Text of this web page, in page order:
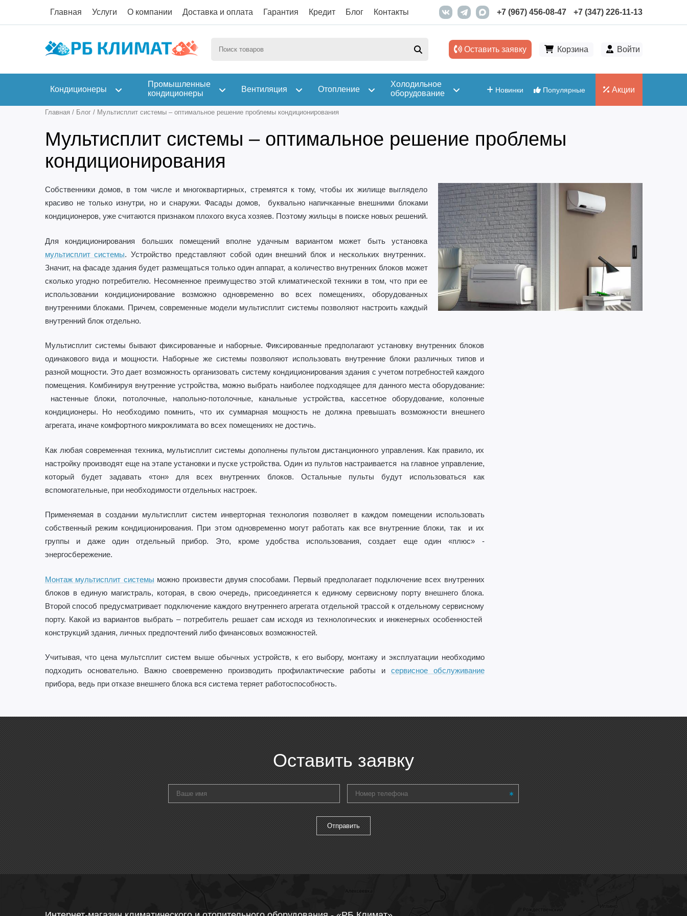
Главная Услуги О компании Доставка и оплата Гарантия Кредит Блог Контакты +7 (967) 456-08-47 +7 (347) 226-11-13
Оставить заявку Корзина Войти
Новинки Популярные Акции
Кондиционеры
Промышленные
кондиционеры
Вентиляция Отопление
Холодильное
оборудование
Главная / Блог / Мультисплит системы – оптимальное решение проблемы кондиционирования
Мультисплит системы – оптимальное решение проблемы
кондиционирования
Собственники домов, в том числе и многоквартирных, стремятся к тому, чтобы их жилище выглядело
красиво не только изнутри, но и снаружи. Фасады домов, буквально напичканные внешними блоками
кондиционеров, уже считаются признаком плохого вкуса хозяев. Поэтому жильцы в поиске новых решений.
Для кондиционирования больших помещений вполне удачным вариантом может быть установка
мультисплит системы. Устройство представляют собой один внешний блок и нескольких внутренних.
Значит, на фасаде здания будет размещаться только один аппарат, а количество внутренних блоков может
сколько угодно потребителю. Несомненное преимущество этой климатической техники в том, что при ее
использовании кондиционирование возможно одновременно во всех помещениях, оборудованных
внутренними блоками. Причем, современные модели мультисплит системы позволяют настроить каждый
внутренний блок отдельно.
Мультисплит системы бывают фиксированные и наборные. Фиксированные предполагают установку внутренних блоков
одинакового вида и мощности. Наборные же системы позволяют использовать внутренние блоки различных типов и
разной мощности. Это дает возможность организовать систему кондиционирования здания с учетом потребностей каждого
помещения. Комбинируя внутренние устройства, можно выбрать наиболее подходящее для данного места оборудование:
настенные блоки, потолочные, напольно-потолочные, канальные устройства, кассетное оборудование, колонные
кондиционеры. Но необходимо помнить, что их суммарная мощность не должна превышать возможности внешнего
агрегата, иначе комфортного микроклимата во всех помещениях не достичь.
Как любая современная техника, мультисплит системы дополнены пультом дистанционного управления. Как правило, их
настройку производят еще на этапе установки и пуске устройства. Один из пультов настраивается на главное управление,
который будет задавать «тон» для всех внутренних блоков. Остальные пульты будут использоваться как
вспомогательные, при необходимости отдельных настроек.
Применяемая в создании мультисплит систем инверторная технология позволяет в каждом помещении использовать
собственный режим кондиционирования. При этом одновременно могут работать как все внутренние блоки, так и их
группы и даже один отдельный прибор. Это, кроме удобства использования, создает еще один «плюс» -
энергосбережение.
Монтаж мультисплит системы можно произвести двумя способами. Первый предполагает подключение всех внутренних
блоков в единую магистраль, которая, в свою очередь, присоединяется к единому сервисному порту внешнего блока.
Второй способ предусматривает подключение каждого внутреннего агрегата отдельной трассой к отдельному сервисному
порту. Какой из вариантов выбрать – потребитель решает сам исходя из технологических и инженерных особенностей
конструкций здания, личных предпочтений либо финансовых возможностей.
Учитывая, что цена мультсплит систем выше обычных устройств, к его выбору, монтажу и эксплуатации необходимо
подходить основательно. Важно своевременно производить профилактические работы и сервисное обслуживание
прибора, ведь при отказе внешнего блока вся система теряет работоспособность.
Оставить заявку